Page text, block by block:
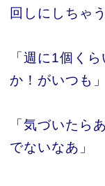
回しにしちゃ
「週に1個く
か！がいつも」
「気づいたら
でないなあ」